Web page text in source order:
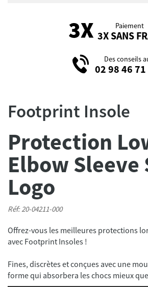
Paiement
3X SANS
Des conseils
02 98 46 71
Footprint Insole
Protection
Elbow Sleeve
Logo
Réf: 20-04211-000
Offrez-vous les meilleures protections
avec Footprint Insoles !
Fines, discrètes et conçues avec une
forme qui absorbera les chocs mieux